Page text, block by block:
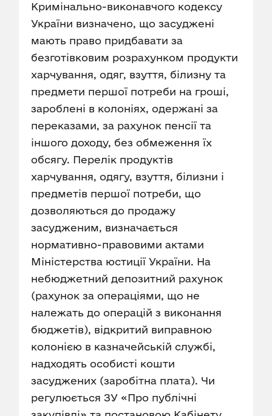
Кримінально-виконавчого кодексу
України визначено, що засуджені
мають право придбавати за
безготівковим розрахунком продукти
харчування, одяг, взуття, білизну та
предмети першої потреби на гроші,
зароблені в колоніях, одержані за
переказами, за рахунок пенсії та
іншого доходу, без обмеження їх
обсягу. Перелік продуктів
харчування, одягу, взуття, білизни і
предметів першої потреби, що
дозволяються до продажу
засудженим, визначається
нормативно-правовими актами
Міністерства юстиції України. На
небюджетний депозитний рахунок
(рахунок за операціями, що не
належать до операцій з виконання
бюджетів), відкритий виправною
колонією в казначейській службі,
надходять особисті кошти
засуджених (заробітна плата). Чи
регулюється ЗУ «Про публічні